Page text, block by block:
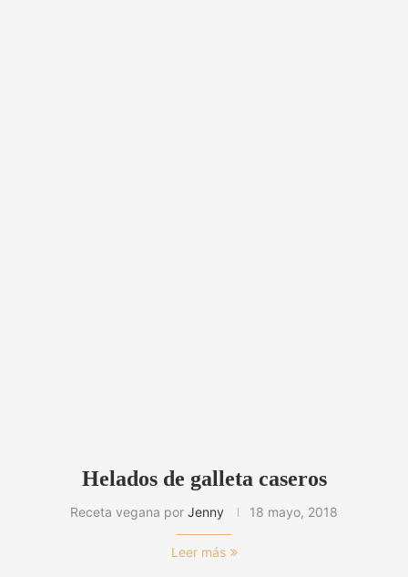
Helados de galleta caseros
Receta vegana por Jenny 18 mayo, 2018
Leer más